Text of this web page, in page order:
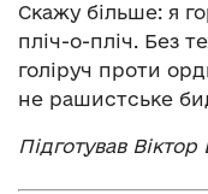
Скажу більше: я
пліч-о-пліч. Без
голіруч проти
не рашистське
Підготував